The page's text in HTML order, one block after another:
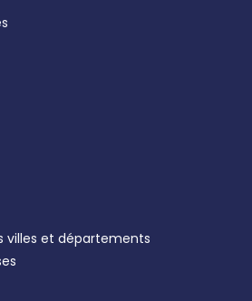
villes et départements